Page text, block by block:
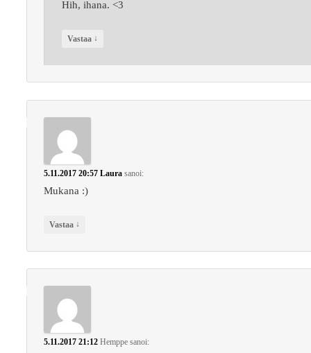
Hih, ihana. <3
Vastaa ↓
5.11.2017 20:57 Laura sanoi:
Mukana :)
Vastaa ↓
5.11.2017 21:12 Hemppe sanoi: